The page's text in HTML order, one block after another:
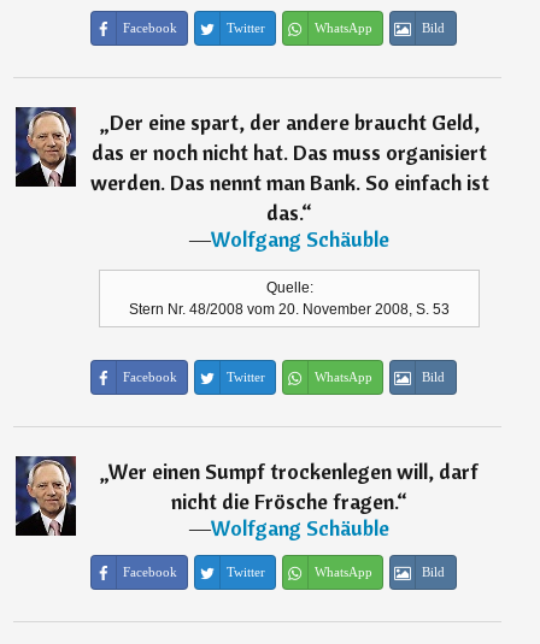
Facebook Twitter WhatsApp Bild
„Der eine spart, der andere braucht Geld,
das er noch nicht hat. Das muss organisiert
werden. Das nennt man Bank. So einfach ist
das.“
―Wolfgang Schäuble
Quelle:
Stern Nr. 48/2008 vom 20. November 2008, S. 53
Facebook Twitter WhatsApp Bild
„Wer einen Sumpf trockenlegen will, darf
nicht die Frösche fragen.“
―Wolfgang Schäuble
Facebook Twitter WhatsApp Bild